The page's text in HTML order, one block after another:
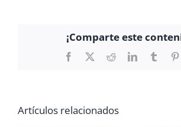
¡Comparte este
Facebook RedditLinkedInTumblr
Artículos relacionados